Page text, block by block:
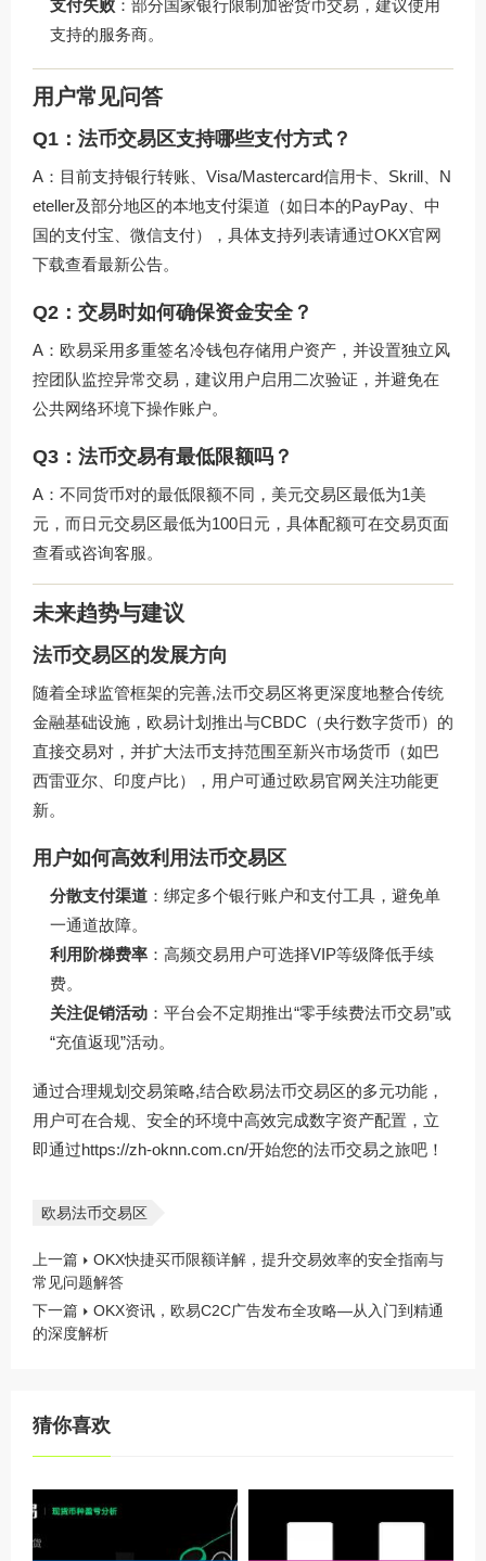
支付失败 ：部分国家银行限制加密货币交易，建议使用
支持的服务商。
用户常见问答
Q1：法币交易区支持哪些支付方式？
A：目前支持银行转账、Visa/Mastercard信用卡、Skrill、N
eteller及部分地区的本地支付渠道（如日本的PayPay、中
国的支付宝、微信支付），具体支持列表请通过OKX官网
下载查看最新公告。
Q2：交易时如何确保资金安全？
A：欧易采用多重签名冷钱包存储用户资产，并设置独立风
控团队监控异常交易，建议用户启用二次验证，并避免在
公共网络环境下操作账户。
Q3：法币交易有最低限额吗？
A：不同货币对的最低限额不同，美元交易区最低为1美
元，而日元交易区最低为100日元，具体配额可在交易页面
查看或咨询客服。
未来趋势与建议
法币交易区的发展方向
随着全球监管框架的完善,法币交易区将更深度地整合传统
金融基础设施，欧易计划推出与CBDC（央行数字货币）的
直接交易对，并扩大法币支持范围至新兴市场货币（如巴
西雷亚尔、印度卢比），用户可通过欧易官网关注功能更
新。
用户如何高效利用法币交易区
分散支付渠道 ：绑定多个银行账户和支付工具，避免单
一通道故障。
利用阶梯费率 ：高频交易用户可选择VIP等级降低手续
费。
关注促销活动 ：平台会不定期推出“零手续费法币交易”或
“充值返现”活动。
通过合理规划交易策略,结合欧易法币交易区的多元功能，
用户可在合规、安全的环境中高效完成数字资产配置，立
即通过https://zh-oknn.com.cn/开始您的法币交易之旅吧！
欧易法币交易区
上一篇
OKX快捷买币限额详解，提升交易效率的安全指南与
常见问题解答
下一篇
OKX资讯，欧易C2C广告发布全攻略—从入门到精通
的深度解析
猜你喜欢